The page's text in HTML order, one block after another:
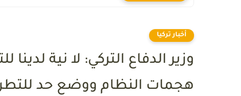
أخبار تركيا
وزير الدفاع التركي: لا نية
هجمات النظام ووضع حد